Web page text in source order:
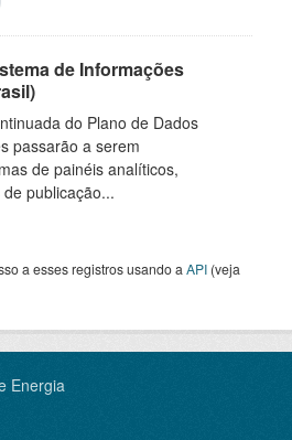
de Informações
do Plano de Dados
passarão a serem
de painéis analíticos,
publicação...
a esses registros usando a API (veja
Energia